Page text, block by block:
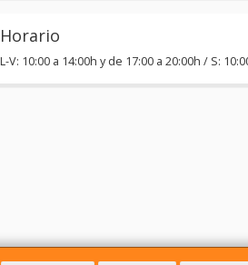
Horario
L-V: 10:00 a 14:00h y de 17:00 a 20:00h / S: